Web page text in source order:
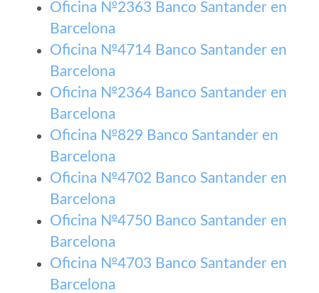
Oficina №2363 Banco Santander en
Barcelona
Oficina №4714 Banco Santander en
Barcelona
Oficina №2364 Banco Santander en
Barcelona
Oficina №829 Banco Santander en
Barcelona
Oficina №4702 Banco Santander en
Barcelona
Oficina №4750 Banco Santander en
Barcelona
Oficina №4703 Banco Santander en
Barcelona